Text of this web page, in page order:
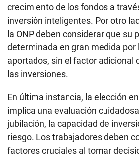
crecimiento de los fondos a
inversión inteligentes. Por otro
la ONP deben considerar que su
determinada en gran medida por
aportados, sin el factor adicional
las inversiones.
En última instancia, la elección
implica una evaluación
jubilación, la capacidad de
riesgo. Los trabajadores deben
factores cruciales al tomar